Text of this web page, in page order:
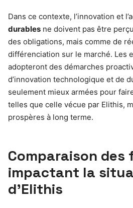
Dans ce contexte, l’innovation et
durables ne doivent pas être
des obligations, mais comme de
différenciation sur le marché. Les
adopteront des démarches
d’innovation technologique et de
seulement mieux armées pour
telles que celle vécue par Elithis,
prospères à long terme.
Comparaison
impactant la
d’Elithis